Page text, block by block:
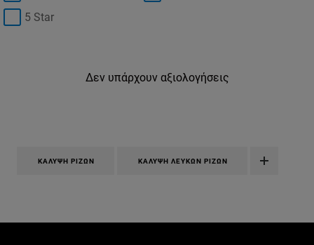
5 Star
Δεν υπάρχουν αξιολογήσεις
ΚΆΛΥΨΗ ΡΙΖΏΝ ΚΆΛΥΨΗ ΛΕΥΚΏΝ ΡΙΖΏΝ